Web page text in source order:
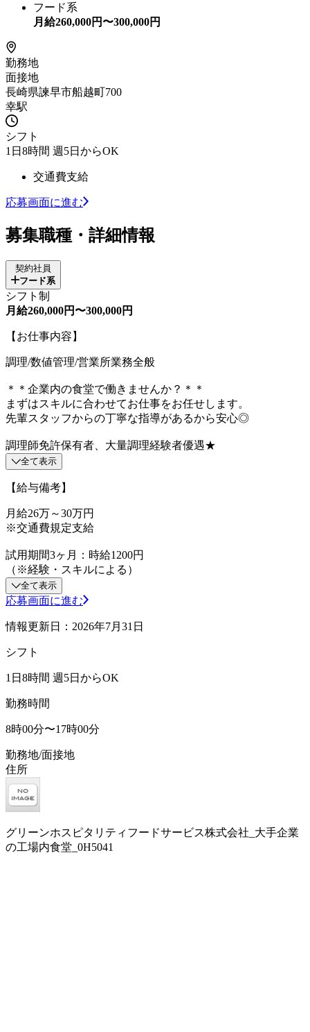
フード系
月給260,000円〜300,000円
勤務地
面接地
長崎県諫早市船越町700
幸駅
シフト
1日8時間 週5日からOK
交通費支給
応募画面に進む
募集職種・詳細情報
契約社員
フード系
シフト制
月給260,000円〜300,000円
【お仕事内容】
調理/数値管理/営業所業務全般
＊＊企業内の食堂で働きませんか？＊＊
まずはスキルに合わせてお仕事をお任せします。
先輩スタッフからの丁寧な指導があるから安心◎
調理師免許保有者、大量調理経験者優遇★
全て表示
【給与備考】
月給26万～30万円
※交通費規定支給
試用期間3ヶ月：時給1200円
（※経験・スキルによる）
全て表示
応募画面に進む
情報更新日：2026年7月31日
シフト
1日8時間 週5日からOK
勤務時間
8時00分〜17時00分
勤務地/面接地
住所
グリーンホスピタリティフードサービス株式会社_大手企業
の工場内食堂_0H5041